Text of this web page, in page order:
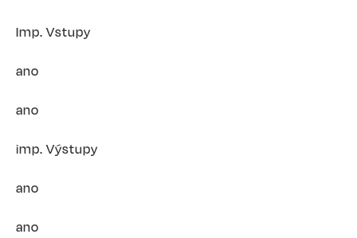
Imp. Vstupy
ano
ano
imp. Výstupy
ano
ano